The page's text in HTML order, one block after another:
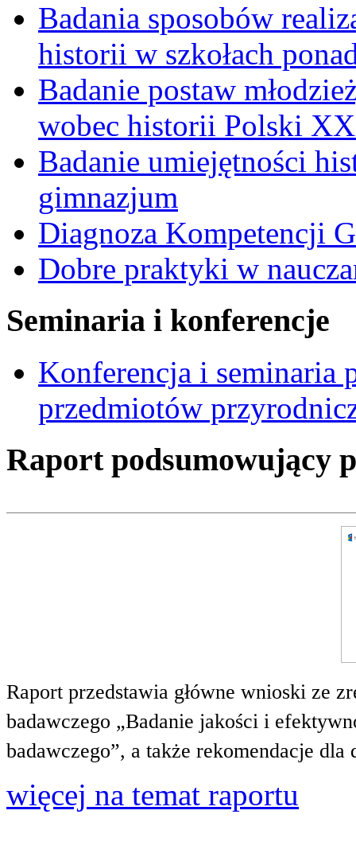
Badania sposobów
historii w szkołach
Badanie postaw
wobec historii Polski
Badanie umiejętności
gimnazjum
Diagnoza Kompetencji
Dobre praktyki w
Seminaria i konferencje
Konferencja i seminaria
przedmiotów
Raport podsumowujący
Raport przedstawia główne wnioski ze
badawczego „Badanie jakości i
badawczego”, a także rekomendacje
więcej na temat raportu